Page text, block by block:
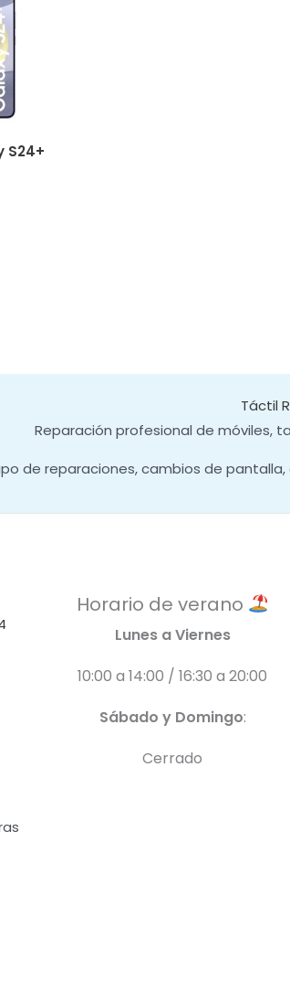
S24+
Táctil
Reparación profesional de móviles,
de reparaciones, cambios de
Horario de verano
Lunes a Viernes
10:00 a 14:00 / 16:30 a 20:00
Sábado y Domingo:
Cerrado